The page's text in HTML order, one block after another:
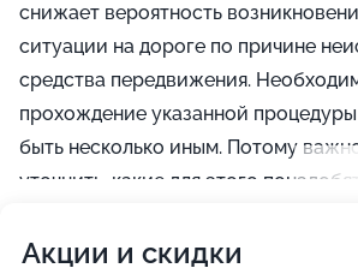
снижает вероятность
ситуации на дороге по причине
средства передвижения.
прохождение указанной
быть несколько иным. Потому
уточнить, какие для этого
Акции и скидки